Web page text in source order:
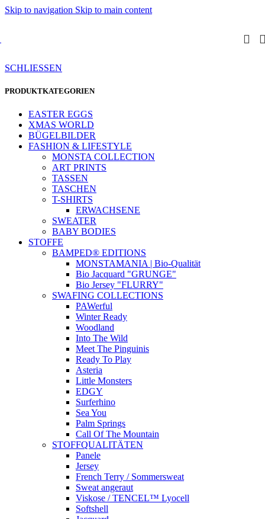
Skip to navigation Skip to main content
SCHLIESSEN
PRODUKTKATEGORIEN
EASTER EGGS
XMAS WORLD
BÜGELBILDER
FASHION & LIFESTYLE
MONSTA COLLECTION
ART PRINTS
TASSEN
TASCHEN
T-SHIRTS
ERWACHSENE
SWEATER
BABY BODIES
STOFFE
BAMPED® EDITIONS
MONSTAMANIA | Bio-Qualität
Bio Jacquard "GRUNGE"
Bio Jersey "FLURRY"
SWAFING COLLECTIONS
PAWerful
Winter Ready
Woodland
Into The Wild
Meet The Pinguinis
Ready To Play
Asteria
Little Monsters
EDGY
Surferhino
Sea You
Palm Springs
Call Of The Mountain
STOFFQUALITÄTEN
Panele
Jersey
French Terry / Sommersweat
Sweat angeraut
Viskose / TENCEL™ Lyocell
Softshell